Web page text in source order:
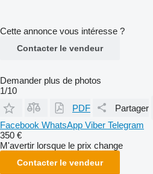
Cette annonce vous intéresse ?
Contacter le vendeur
Demander plus de photos
1/10
PDF
Partager
Facebook WhatsApp Viber Telegram
350 €
M'avertir lorsque le prix change
Contacter le vendeur